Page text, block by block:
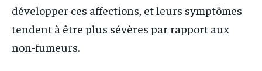
développer ces affections, et leurs symptômes
tendent à être plus sévères par rapport aux
non-fumeurs.